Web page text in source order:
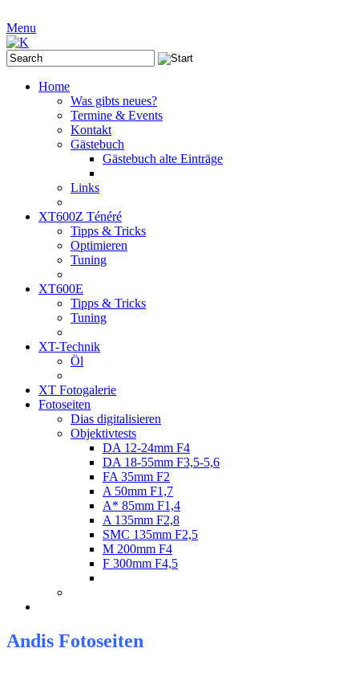
Menu
Home
Was gibts neues?
Termine & Events
Kontakt
Gästebuch
Gästebuch alte Einträge
Links
XT600Z Ténéré
Tipps & Tricks
Optimieren
Tuning
XT600E
Tipps & Tricks
Tuning
XT-Technik
Öl
XT Fotogalerie
Fotoseiten
Dias digitalisieren
Objektivtests
DA 12-24mm F4
DA 18-55mm F3,5-5,6
FA 35mm F2
A 50mm F1,7
A* 85mm F1,4
A 135mm F2,8
SMC 135mm F2,5
M 200mm F4
F 300mm F4,5
Andis Fotoseiten